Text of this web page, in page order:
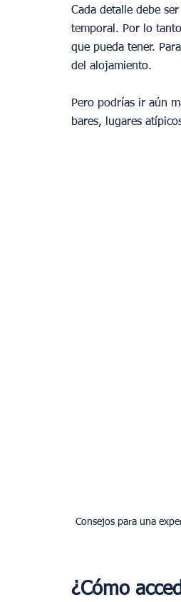
Cada detalle debe
temporal. Por lo
que pueda tener.
del alojamiento.
Pero podrías ir aún
bares, lugares
Consejos para una
¿Cómo